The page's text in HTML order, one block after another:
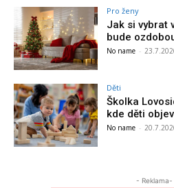
Pro ženy
Jak si vybrat
bude
No name -
Děti
Školka
kde děti
No name -
- Reklama-